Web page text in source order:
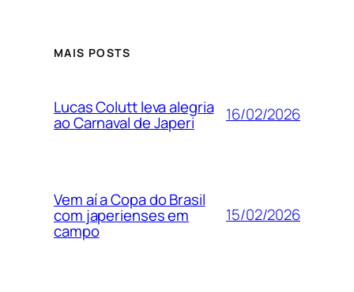
MAIS POSTS
Lucas Colutt leva alegria
ao Carnaval de Japeri 16/02/2026
Vem aí a Copa do Brasil
com japerienses em
campo
15/02/2026